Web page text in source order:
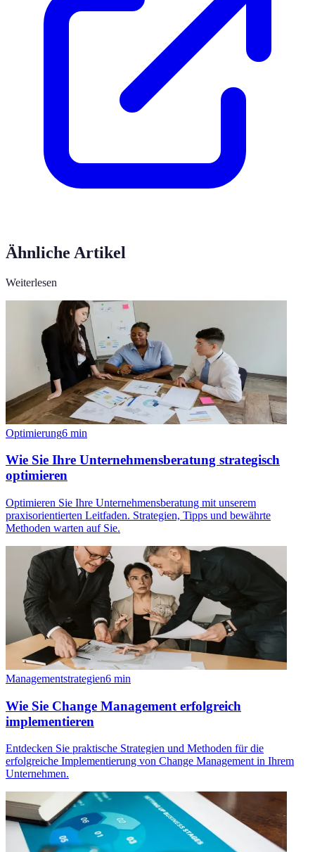
Ähnliche Artikel
Weiterlesen
Optimierung6 min
Wie Sie Ihre Unternehmensberatung strategisch
optimieren
Optimieren Sie Ihre Unternehmensberatung mit unserem
praxisorientierten Leitfaden. Strategien, Tipps und bewährte
Methoden warten auf Sie.
Managementstrategien6 min
Wie Sie Change Management erfolgreich
implementieren
Entdecken Sie praktische Strategien und Methoden für die
erfolgreiche Implementierung von Change Management in Ihrem
Unternehmen.